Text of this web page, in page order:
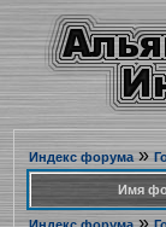
Индекс форума»
Имя
»